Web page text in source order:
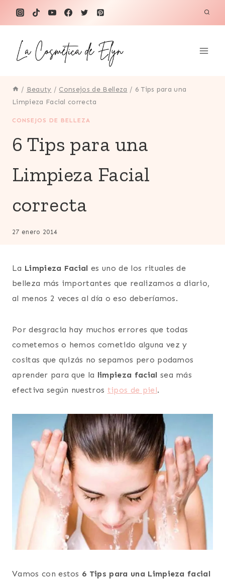
Saltar
/ Beauty / Consejos de Belleza / 6 Tips para una
Limpieza Facial correcta
CONSEJOS DE BELLEZA
6 Tips para una
Limpieza Facial
correcta
27 enero 2014
La Limpieza Facial es uno de los rituales de
belleza más importantes que realizamos a diario,
al menos 2 veces al día o eso deberíamos.
Por desgracia hay muchos errores que todas
cometemos o hemos cometido alguna vez y
cositas que quizás no sepamos pero podamos
aprender para que la limpieza facial sea más
efectiva según nuestros tipos de piel.
Vamos con estos 6 Tips para una Limpieza facial